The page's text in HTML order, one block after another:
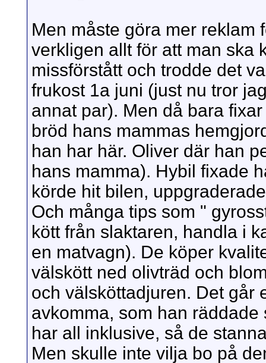
Men måste göra mer reklam
verkligen allt för att man ska
missförstått och trodde det
frukost 1a juni (just nu tror
annat par). Men då bara
bröd hans mammas
han har här. Oliver där han
hans mamma). Hybil fixade
körde hit bilen,
Och många tips som "
kött från slaktaren, handla i
en matvagn). De köper
välskött ned olivträd och
och välsköttadjuren. Det går
avkomma, som han
har all inklusive, så de
Men skulle inte vilja bo på